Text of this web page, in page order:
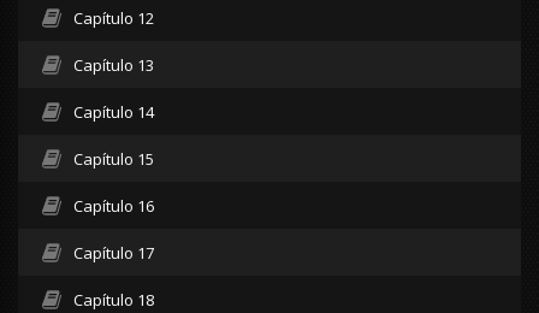
Capítulo 12
Capítulo 13
Capítulo 14
Capítulo 15
Capítulo 16
Capítulo 17
Capítulo 18